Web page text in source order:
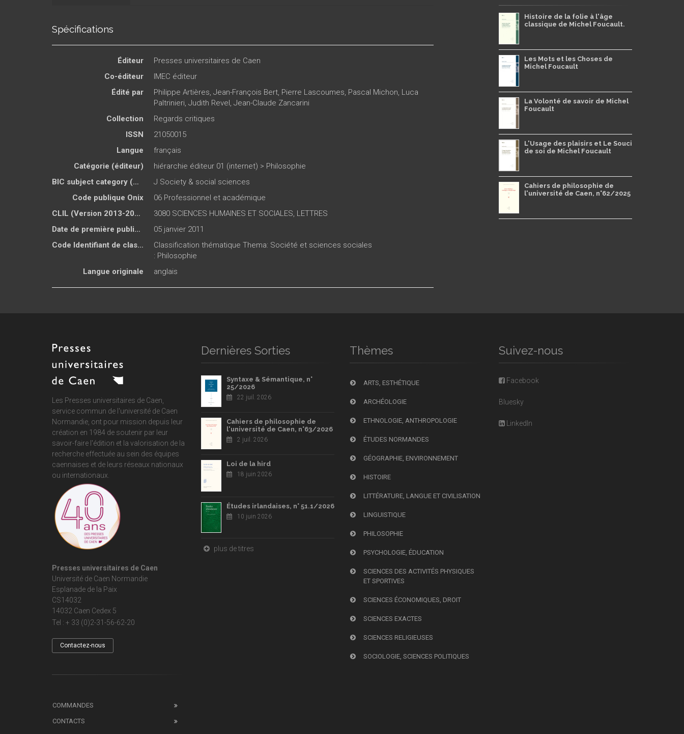
Spécifications
Éditeur
Presses universitaires de Caen
Co-éditeur
IMEC éditeur
Édité par
Philippe Artières Jean-François Bert Pierre Lascoumes Pascal Michon Luca
Paltrinieri Judith Revel Jean-Claude Zancarini
Collection
Regards critiques
ISSN
21050015
Langue
français
Catégorie (éditeur)
hiérarchie éditeur 01 (internet) > Philosophie
BIC subject category (UK)
J Society & social sciences
Code publique Onix
06 Professionnel et académique
CLIL (Version 2013-2019 )
3080 SCIENCES HUMAINES ET SOCIALES, LETTRES
Date de première publication du titre
05 janvier 2011
Code Identifiant de classement sujet
Classification thématique Thema: Société et sciences sociales
: Philosophie
Langue originale
anglais
Histoire de la folie à l'âge
classique de Michel Foucault.
Les Mots et les Choses de
Michel Foucault
La Volonté de savoir de Michel
Foucault
L'Usage des plaisirs et Le Souci
de soi de Michel Foucault
Cahiers de philosophie de
l'université de Caen, n°62/2025
Les Presses universitaires de Caen,
service commun de l'université de Caen
Normandie , ont pour mission depuis leur
création en 1984 de soutenir par leur
savoir-faire l'édition et la valorisation de la
recherche effectuée au sein des équipes
caennaises et de leurs réseaux nationaux
ou internationaux.
Presses universitaires de Caen
Université de Caen Normandie
Esplanade de la Paix
CS14032
14032 Caen Cedex 5
Tel : + 33 (0)2-31-56-62-20
Contactez-nous
COMMANDES
CONTACTS
Dernières Sorties
Syntaxe & Sémantique, n°
25/2026
22 juil. 2026
Cahiers de philosophie de
l'université de Caen, n°63/2026
2 juil. 2026
Loi de la hird
18 juin 2026
Études irlandaises, n° 51.1/2026
10 juin 2026
plus de titres
Thèmes
ARTS, ESTHÉTIQUE
ARCHÉOLOGIE
ETHNOLOGIE, ANTHROPOLOGIE
ÉTUDES NORMANDES
GÉOGRAPHIE, ENVIRONNEMENT
HISTOIRE
LITTÉRATURE, LANGUE ET CIVILISATION
LINGUISTIQUE
PHILOSOPHIE
PSYCHOLOGIE, ÉDUCATION
SCIENCES DES ACTIVITÉS PHYSIQUES
ET SPORTIVES
SCIENCES ÉCONOMIQUES, DROIT
SCIENCES EXACTES
SCIENCES RELIGIEUSES
SOCIOLOGIE, SCIENCES POLITIQUES
Suivez-nous
Facebook
Bluesky
LinkedIn